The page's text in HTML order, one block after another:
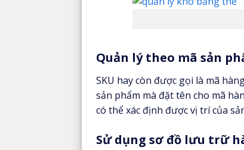
Quản lý theo mã sản
SKU hay còn được gọi là mã
sản phẩm mà đặt tên cho mã
có thể xác định được vị trí của
Sử dụng sơ đồ lưu trữ